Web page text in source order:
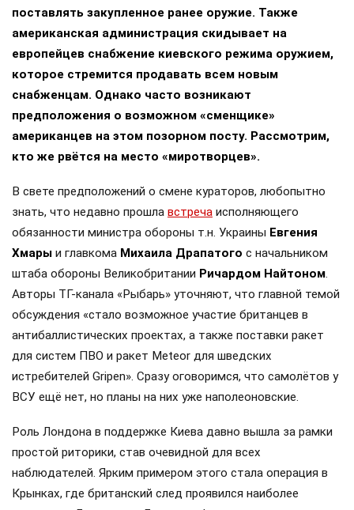
поставлять закупленное ранее оружие. Также
американская администрация скидывает на
европейцев снабжение киевского режима оружием,
которое стремится продавать всем новым
снабженцам. Однако часто возникают
предположения о возможном «сменщике»
американцев на этом позорном посту. Рассмотрим,
кто же рвётся на место «миротворцев».
В свете предположений о смене кураторов, любопытно
знать, что недавно прошла встреча исполняющего
обязанности министра обороны т.н. Украины Евгения
Хмары и главкома Михаила Драпатого с начальником
штаба обороны Великобритании Ричардом Найтоном.
Авторы ТГ-канала «Рыбарь» уточняют, что главной темой
обсуждения «стало возможное участие британцев в
антибаллистических проектах, а также поставки ракет
для систем ПВО и ракет Meteor для шведских
истребителей Gripen». Сразу оговоримся, что самолётов у
ВСУ ещё нет, но планы на них уже наполеоновские.
Роль Лондона в поддержке Киева давно вышла за рамки
простой риторики, став очевидной для всех
наблюдателей. Ярким примером этого стала операция в
Крынках, где британский след проявился наиболее